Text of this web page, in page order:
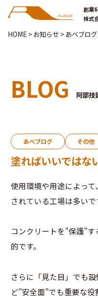
創業
株式
HOME> お知らせ> あべブログ
BLOG 阿部技
あべブログ その他
塗ればいいではな
使用環境や用途によっ
されている工場は多いで
コンクリートを”保護”
的です。
さらに「見た目」でも
ど”安全面”でも重要な役